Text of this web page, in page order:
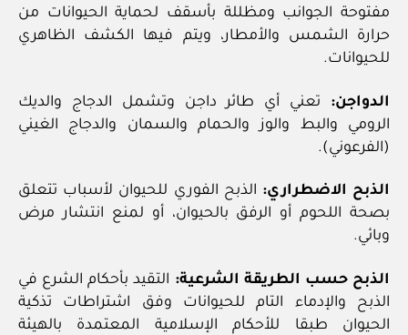
مفتوحة الجوانب ومظللة بأسقف لحماية الحيوانات من
حرارة الشمس والأمطار، ويتم فيها الكشف الظاهري
للحيوانات.
الدواجن: تعني أي طائر داجن وتشمل الدجاج والديك
الرومي والبط والوز والحمام والسمان والدجاج الغيني
(الفرعوني).
الذبح الاضطراري: الذبح الفوري للحيوان لأسباب تتعلق
بصحة اللحوم أو الرفق بالحيوان، أو لمنع انتشار مرض
وبائي.
الذبح حسب الطريقة الشرعية: التقيد بأحكام الشرع في
الذبح والإدماء التام للحيوانات وفق اشتراطات تذكية
الحيوان طبقا للأحكام الإسلامية المعتمدة بالهيئة